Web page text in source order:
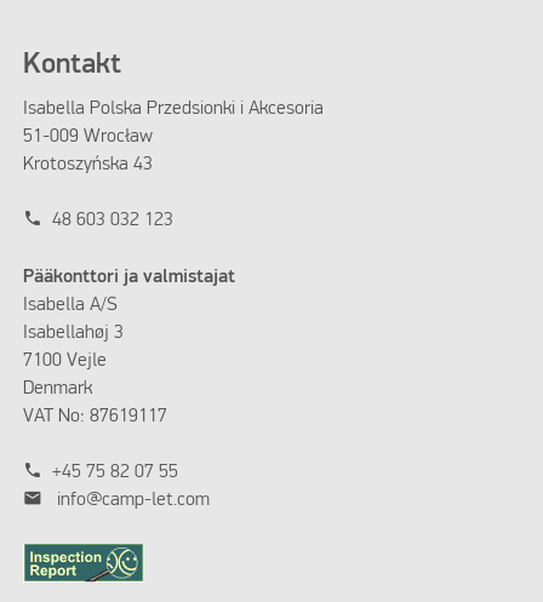
Kontakt
Isabella Polska Przedsionki i Akcesoria
51-009 Wrocław
Krotoszyńska 43
phone 48 603 032 123
Pääkonttori ja valmistajat
Isabella A/S
Isabellahøj 3
7100 Vejle
Denmark
VAT No: 87619117
phone +45 75 82 07 55
mail info@camp-let.com